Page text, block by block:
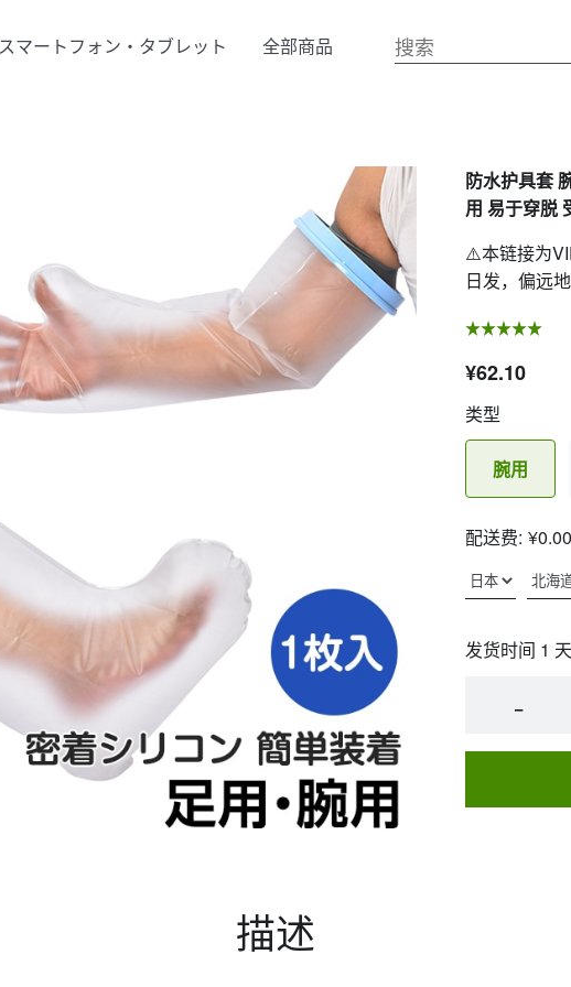
スマートフォン・タブレット 全部商品
防水护具套
用 易于穿脱
⚠️本链接为
日发，偏远
¥62.10
类型
腕用
配送费: ¥0.00
发货时间 1
−
描述